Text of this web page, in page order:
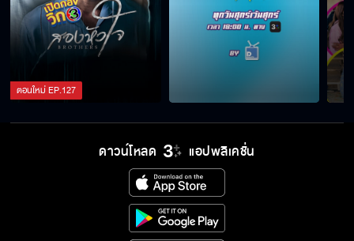
ตอนใหม่EP.127
ดาวน์โหลด แอปพลิเคชั่น